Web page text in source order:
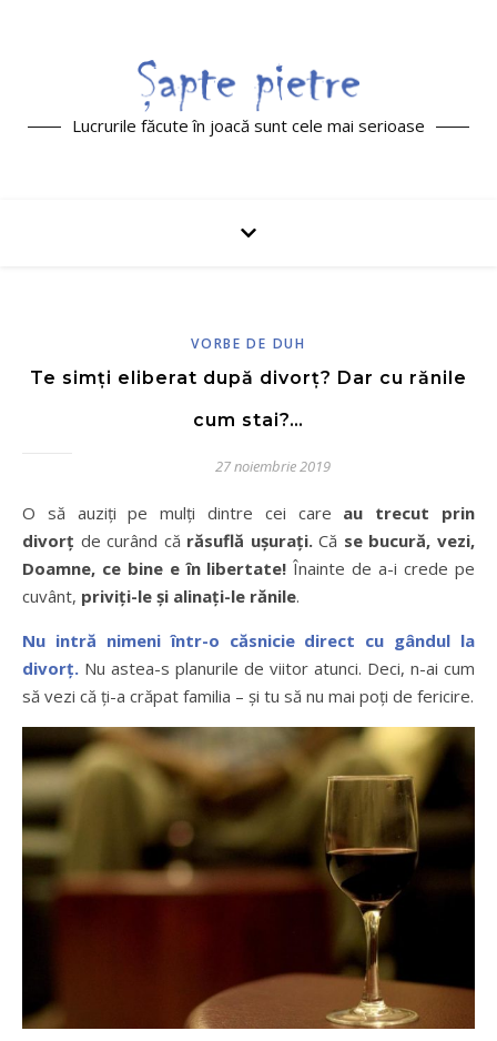
Lucrurile făcute în joacă sunt cele mai serioase
VORBE DE DUH
Te simți eliberat după divorț? Dar cu rănile
cum stai?…
27 noiembrie 2019
O să auziți pe mulți dintre cei care au trecut prin
divorț de curând că răsuflă ușurați.Că se bucură, vezi,
Doamne, ce bine e în libertate! Înainte de a-i crede pe
cuvânt, priviți-le și alinați-le rănile.
Nu intră nimeni într-o căsnicie direct cu gândul la
divorț. Nu astea-s planurile de viitor atunci. Deci, n-ai cum
să vezi că ți-a crăpat familia – și tu să nu mai poți de fericire.